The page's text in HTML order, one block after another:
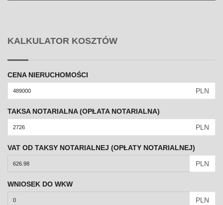
KALKULATOR KOSZTÓW
CENA NIERUCHOMOŚCI
PLN
TAKSA NOTARIALNA (OPŁATA NOTARIALNA)
PLN
VAT OD TAKSY NOTARIALNEJ (OPŁATY NOTARIALNEJ)
PLN
WNIOSEK DO WKW
PLN